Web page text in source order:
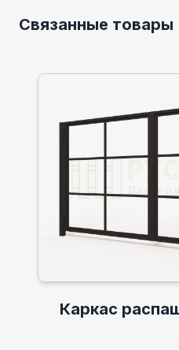
Связанные товары
Каркас